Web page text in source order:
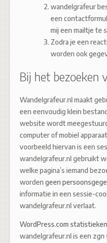
wandelgrafeur
een
mij een mailtje te
Zodra je een
worden ook
Bij het bezoeken
Wandelgrafeur.nl maakt
een eenvoudig klein
website wordt
computer of mobiel
voorbeeld hiervan is een
wandelgrafeur.nl gebruikt
welke pagina’s iemand
worden geen
informatie in een sessie-
wandelgrafeur.nl verlaat.
WordPress.com statistieken
wandelgrafeur.nl is een